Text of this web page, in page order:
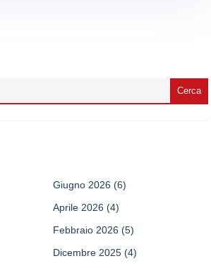
Giugno 2026 (6)
Aprile 2026 (4)
Febbraio 2026 (5)
Dicembre 2025 (4)